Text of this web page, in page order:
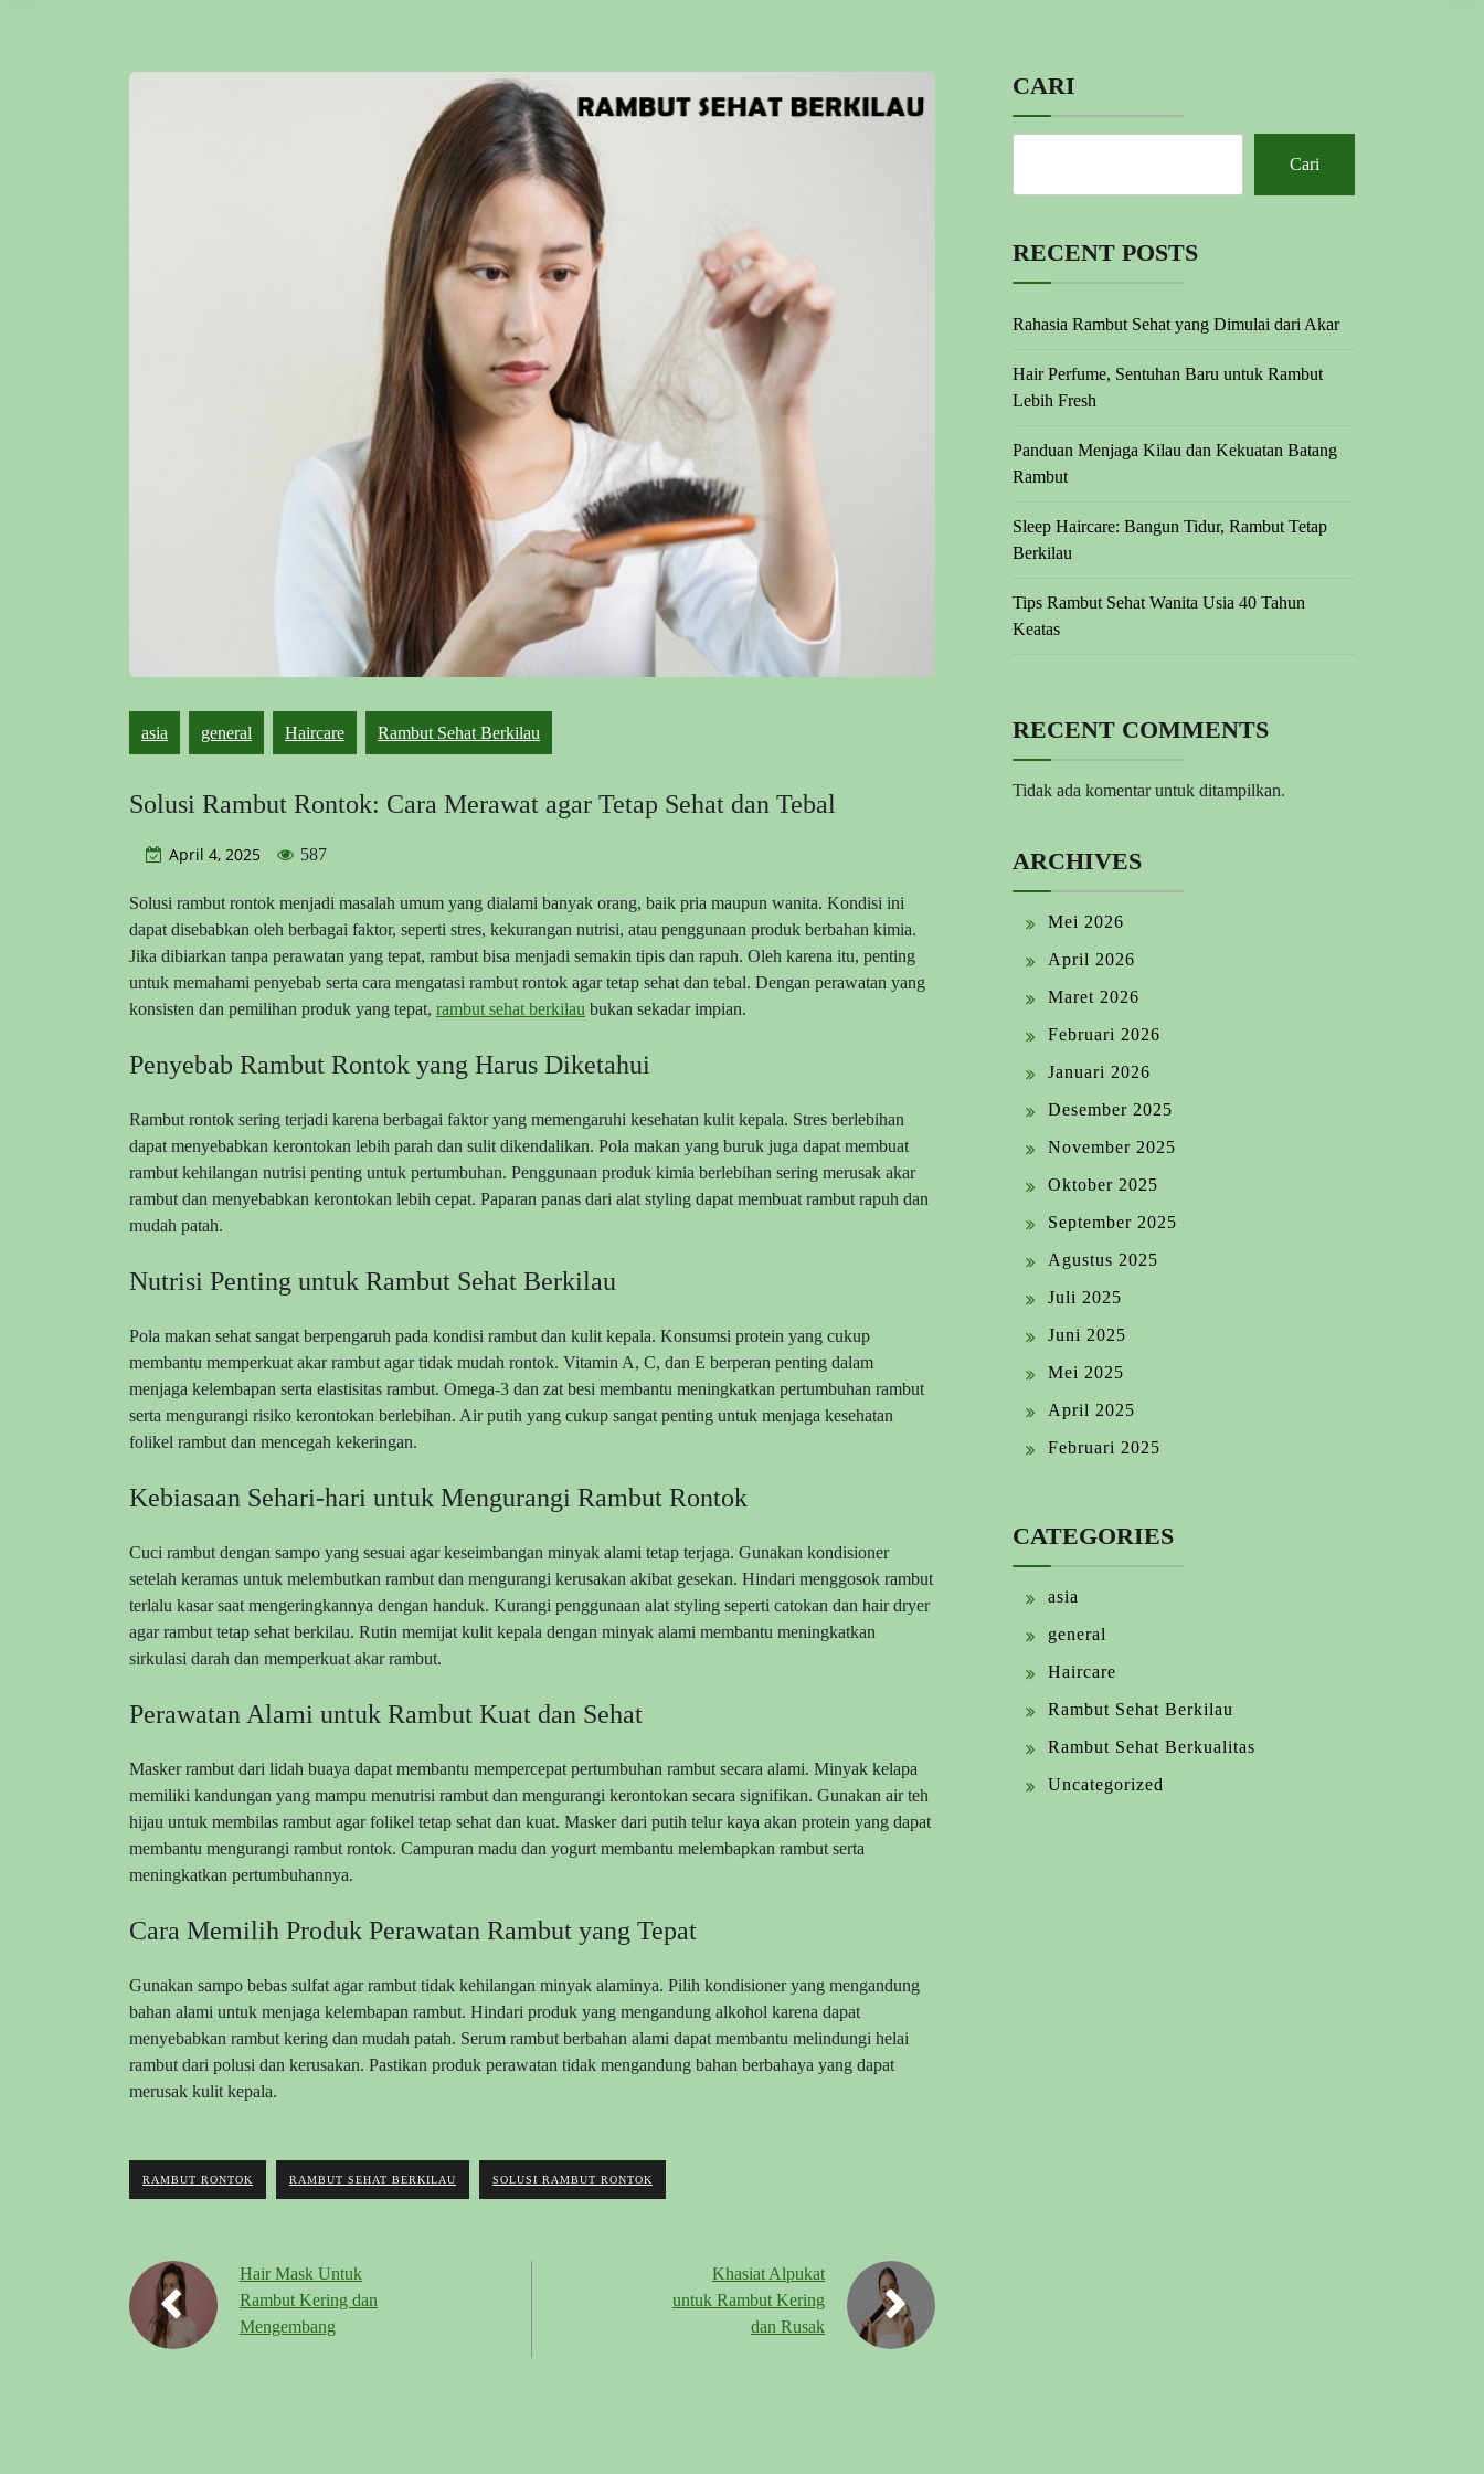
asia general Haircare Rambut Sehat Berkilau
Solusi Rambut Rontok: Cara Merawat agar Tetap Sehat dan Tebal
April 4, 2025 587
Solusi rambut rontok menjadi masalah umum yang dialami banyak orang, baik pria maupun wanita. Kondisi ini
dapat disebabkan oleh berbagai faktor, seperti stres, kekurangan nutrisi, atau penggunaan produk berbahan kimia.
Jika dibiarkan tanpa perawatan yang tepat, rambut bisa menjadi semakin tipis dan rapuh. Oleh karena itu, penting
untuk memahami penyebab serta cara mengatasi rambut rontok agar tetap sehat dan tebal. Dengan perawatan yang
konsisten dan pemilihan produk yang tepat, rambut sehat berkilau bukan sekadar impian.
Penyebab Rambut Rontok yang Harus Diketahui
Rambut rontok sering terjadi karena berbagai faktor yang memengaruhi kesehatan kulit kepala. Stres berlebihan
dapat menyebabkan kerontokan lebih parah dan sulit dikendalikan. Pola makan yang buruk juga dapat membuat
rambut kehilangan nutrisi penting untuk pertumbuhan. Penggunaan produk kimia berlebihan sering merusak akar
rambut dan menyebabkan kerontokan lebih cepat. Paparan panas dari alat styling dapat membuat rambut rapuh dan
mudah patah.
Nutrisi Penting untuk Rambut Sehat Berkilau
Pola makan sehat sangat berpengaruh pada kondisi rambut dan kulit kepala. Konsumsi protein yang cukup
membantu memperkuat akar rambut agar tidak mudah rontok. Vitamin A, C, dan E berperan penting dalam
menjaga kelembapan serta elastisitas rambut. Omega-3 dan zat besi membantu meningkatkan pertumbuhan rambut
serta mengurangi risiko kerontokan berlebihan. Air putih yang cukup sangat penting untuk menjaga kesehatan
folikel rambut dan mencegah kekeringan.
Kebiasaan Sehari-hari untuk Mengurangi Rambut Rontok
Cuci rambut dengan sampo yang sesuai agar keseimbangan minyak alami tetap terjaga. Gunakan kondisioner
setelah keramas untuk melembutkan rambut dan mengurangi kerusakan akibat gesekan. Hindari menggosok rambut
terlalu kasar saat mengeringkannya dengan handuk. Kurangi penggunaan alat styling seperti catokan dan hair dryer
agar rambut tetap sehat berkilau. Rutin memijat kulit kepala dengan minyak alami membantu meningkatkan
sirkulasi darah dan memperkuat akar rambut.
Perawatan Alami untuk Rambut Kuat dan Sehat
Masker rambut dari lidah buaya dapat membantu mempercepat pertumbuhan rambut secara alami. Minyak kelapa
memiliki kandungan yang mampu menutrisi rambut dan mengurangi kerontokan secara signifikan. Gunakan air teh
hijau untuk membilas rambut agar folikel tetap sehat dan kuat. Masker dari putih telur kaya akan protein yang dapat
membantu mengurangi rambut rontok. Campuran madu dan yogurt membantu melembapkan rambut serta
meningkatkan pertumbuhannya.
Cara Memilih Produk Perawatan Rambut yang Tepat
Gunakan sampo bebas sulfat agar rambut tidak kehilangan minyak alaminya. Pilih kondisioner yang mengandung
bahan alami untuk menjaga kelembapan rambut. Hindari produk yang mengandung alkohol karena dapat
menyebabkan rambut kering dan mudah patah. Serum rambut berbahan alami dapat membantu melindungi helai
rambut dari polusi dan kerusakan. Pastikan produk perawatan tidak mengandung bahan berbahaya yang dapat
merusak kulit kepala.
RAMBUT RONTOK RAMBUT SEHAT BERKILAU SOLUSI RAMBUT RONTOK
Hair Mask Untuk
Rambut Kering dan
Mengembang
Khasiat Alpukat
untuk Rambut Kering
dan Rusak
CARI
Cari
RECENT POSTS
Rahasia Rambut Sehat yang Dimulai dari Akar
Hair Perfume, Sentuhan Baru untuk Rambut
Lebih Fresh
Panduan Menjaga Kilau dan Kekuatan Batang
Rambut
Sleep Haircare: Bangun Tidur, Rambut Tetap
Berkilau
Tips Rambut Sehat Wanita Usia 40 Tahun
Keatas
RECENT COMMENTS
Tidak ada komentar untuk ditampilkan.
ARCHIVES
Mei 2026
April 2026
Maret 2026
Februari 2026
Januari 2026
Desember 2025
November 2025
Oktober 2025
September 2025
Agustus 2025
Juli 2025
Juni 2025
Mei 2025
April 2025
Februari 2025
CATEGORIES
asia
general
Haircare
Rambut Sehat Berkilau
Rambut Sehat Berkualitas
Uncategorized